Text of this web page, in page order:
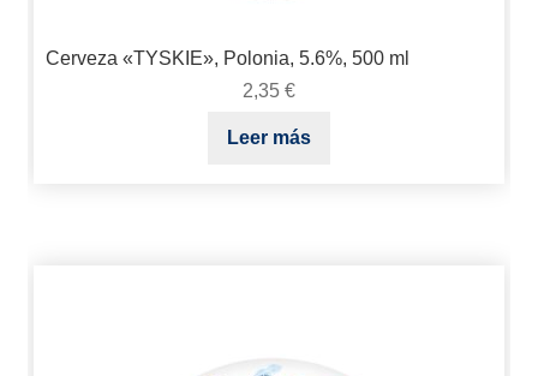
Cerveza «TYSKIE», Polonia, 5.6%, 500 ml
2,35 €
Leer más